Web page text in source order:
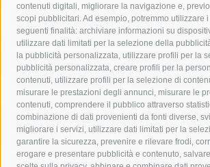
contenuti digitali, migliorare la navigazione e,
scopi pubblicitari. Ad esempio, potremmo utilizzare
seguenti finalità: archiviare informazioni su
utilizzare dati limitati per la selezione della
la pubblicità personalizzata, utilizzare profili per la
pubblicità personalizzata, creare profili per la
contenuti, utilizzare profili per la selezione di
misurare le prestazioni degli annunci, misurare le
contenuti, comprendere il pubblico attraverso
combinazione di dati provenienti da fonti diverse,
migliorare i servizi, utilizzare dati limitati per la
garantire la sicurezza, prevenire e rilevare frodi,
erogare e presentare pubblicità e contenuto,
acqua allerta meteo
anas
area marina protetta di punta campanella
Asl Napoli 3 sud
capitaneria di porto
castellammare di stabia
circumvesuviana
comune di sorrento
concerto
contagi
costiera amalfitana
covid-19 eav
fondazione sorrento
gori guardia
lavori
lorenzo balducelli mare
massa